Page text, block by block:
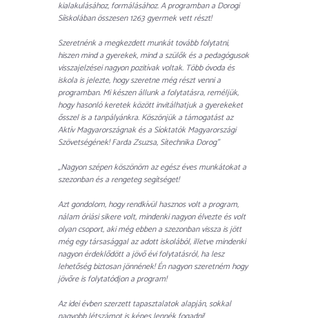
kialakulásához, formálásához. A programban a Dorogi
Síiskolában összesen 1263 gyermek vett részt!
Szeretnénk a megkezdett munkát tovább folytatni,
hiszen mind a gyerekek, mind a szülők és a pedagógusok
visszajelzései nagyon pozitívak voltak. Több óvoda és
iskola is jelezte, hogy szeretne még részt venni a
programban. Mi készen állunk a folytatásra, reméljük,
hogy hasonló keretek között invitálhatjuk a gyerekeket
ősszel is a tanpályánkra. Köszönjük a támogatást az
Aktív Magyarországnak és a Síoktatók Magyarországi
Szövetségének! Farda Zsuzsa, Sítechnika Dorog”
„Nagyon szépen köszönöm az egész éves munkátokat a
szezonban és a rengeteg segítséget!
Azt gondolom, hogy rendkívül hasznos volt a program,
nálam óriási sikere volt, mindenki nagyon élvezte és volt
olyan csoport, aki még ebben a szezonban vissza is jött
még egy társasággal az adott iskolából, illetve mindenki
nagyon érdeklődött a jövő évi folytatásról, ha lesz
lehetőség biztosan jönnének! Én nagyon szeretném hogy
jövőre is folytatódjon a program!
Az idei évben szerzett tapasztalatok alapján, sokkal